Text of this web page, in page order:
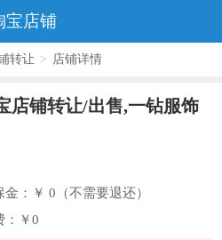
宝店铺
转让 > 店铺详情
店铺转让/出售,一钻服饰
金：
￥ 0（不需要退还）
￥0